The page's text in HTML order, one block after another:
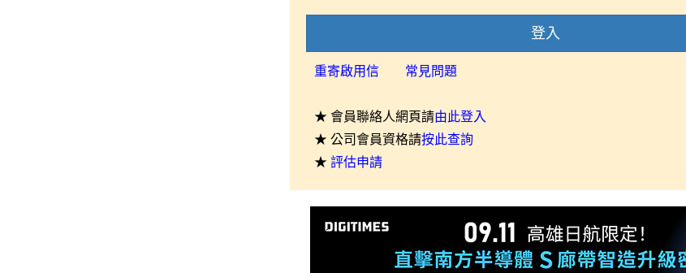
登入
重寄啟用信 常見問題
★ 會員聯絡人網頁請由此登入
★ 公司會員資格請按此查詢
★ 評估申請